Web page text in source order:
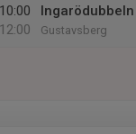
10:00
12:00
Gustavsberg